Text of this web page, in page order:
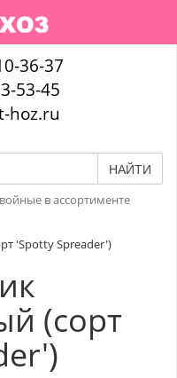
36-37
53-45
hoz.ru
НАЙТИ
в ассортименте
'Spotty Spreader')
(сорт